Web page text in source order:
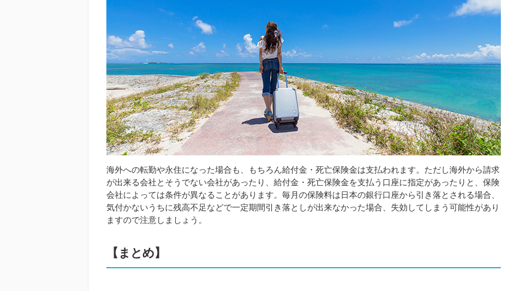
海外への転勤や永住になった場合も、もちろん給付金・死亡保険金は支払われます。ただし海外から請求
が出来る会社とそうでない会社があったり、給付金・死亡保険金を支払う口座に指定があったりと、保険
会社によっては条件が異なることがあります。毎月の保険料は日本の銀行口座から引き落とされる場合、
気付かないうちに残高不足などで一定期間引き落としが出来なかった場合、失効してしまう可能性があり
ますので注意しましょう。
【まとめ】